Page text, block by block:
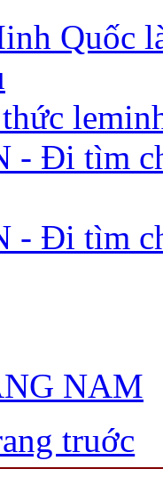
Quốc
- Đi tìm
- Đi tìm
NAM
truớc